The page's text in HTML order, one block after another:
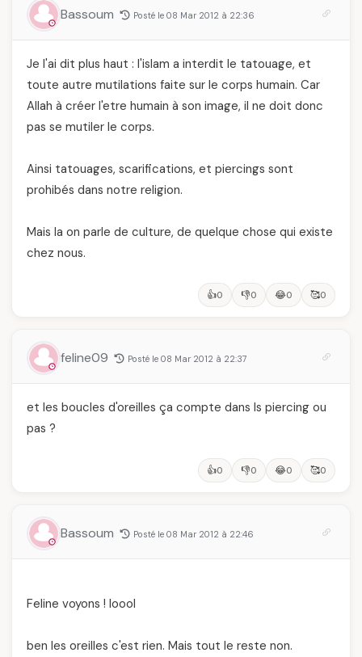
Bassoum Posté le 08 Mar 2012 à 22:36
Je l'ai dit plus haut : l'islam a interdit le tatouage, et
toute autre mutilations faite sur le corps humain. Car
Allah à créer l'etre humain à son image, il ne doit donc
pas se mutiler le corps.
Ainsi tatouages, scarifications, et piercings sont
prohibés dans notre religion.
Mais la on parle de culture, de quelque chose qui existe
chez nous.
👍0 👎0 😂0 🥰0
feline09 Posté le 08 Mar 2012 à 22:37
et les boucles d'oreilles ça compte dans ls piercing ou
pas ?
👍0 👎0 😂0 🥰0
Bassoum Posté le 08 Mar 2012 à 22:46
Feline voyons ! loool
ben les oreilles c'est rien. Mais tout le reste non.